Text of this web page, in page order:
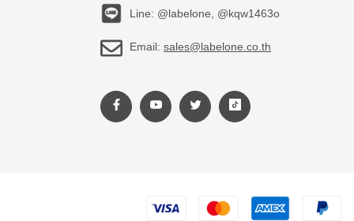
Line: @labelone, @kqw1463o
Email: sales@labelone.co.th